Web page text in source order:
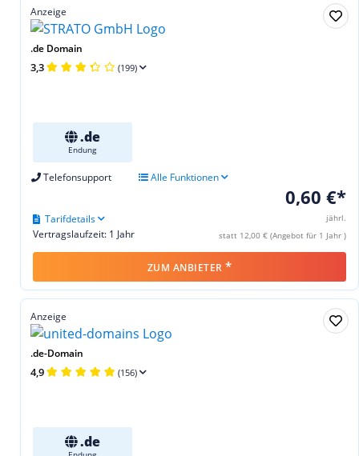
Anzeige
.de Domain
3,3 (199)
.de
Endung
Telefonsupport Alle Funktionen
0,60 €*
jährl.
statt 12,00 € (Angebot für 1 Jahr )
Vertragslaufzeit: 1 Jahr
Tarifdetails
ZUM ANBIETER *
Anzeige
.de-Domain
4,9 (156)
.de